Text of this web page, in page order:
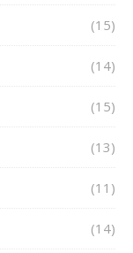
(15)
(14)
(15)
(13)
(11)
(14)